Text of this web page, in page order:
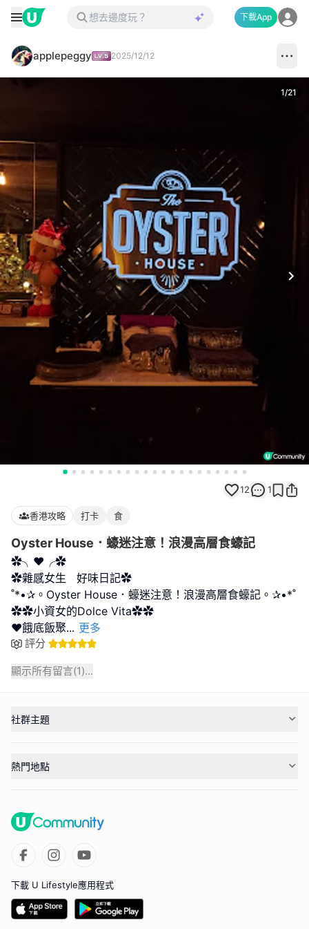
下載App
applepeggy 2025/12/12
1/21
12 1
香港攻略 打卡 食
Oyster House．蠔迷注意！浪漫高層食蠔記
✿╮❤╭✿
✿雜感女生 好味日記✿
˚*•✰。Oyster House．蠔迷注意！浪漫高層食蠔記。✰•*˚
✿✿小資女的Dolce Vita✿✿
❤餓底飯聚... 更多
評分
顯示所有留言(1)...
社群主題
熱門地點
下載 U Lifestyle應用程式